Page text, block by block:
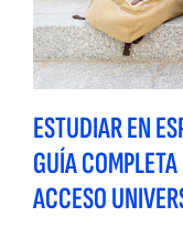
ESTUDIAR EN
GUÍA
ACCESO